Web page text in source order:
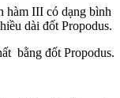
hàm III có dạng bình
dài đốt Propodus.
bằng đốt Propodus.